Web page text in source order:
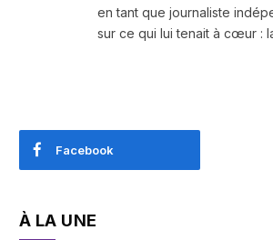
en tant que journaliste
sur ce qui lui tenait à cœur :
Facebook
À LA UNE